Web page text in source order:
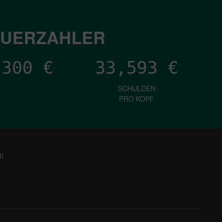
€ 33,593 €
SCHULDEN
PRO KOPF